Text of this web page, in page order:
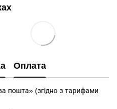
Оплата
пошта» (згідно з тарифами